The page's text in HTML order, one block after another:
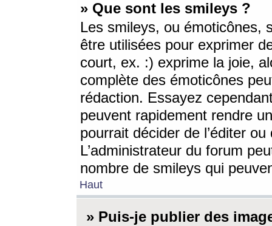
» Que sont les smileys ?
Les smileys, ou émoticônes,
être utilisées pour exprimer
court, ex. :) exprime la joie,
complète des émoticônes
rédaction. Essayez
peuvent rapidement rendre
pourrait décider de l’éditer
L’administrateur du forum
nombre de smileys qui
Haut
» Puis-je publier des